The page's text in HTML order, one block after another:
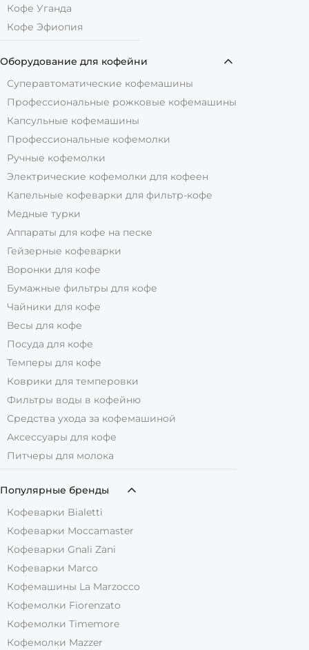
Кофе Уганда
Кофе Эфиопия
Оборудование для кофейни
Суперавтоматические кофемашины
Профессиональные рожковые кофемашины
Капсульные кофемашины
Профессиональные кофемолки
Ручные кофемолки
Электрические кофемолки для кофеен
Капельные кофеварки для фильтр-кофе
Медные турки
Аппараты для кофе на песке
Гейзерные кофеварки
Воронки для кофе
Бумажные фильтры для кофе
Чайники для кофе
Весы для кофе
Посуда для кофе
Темперы для кофе
Коврики для темперовки
Фильтры воды в кофейню
Средства ухода за кофемашиной
Аксессуары для кофе
Питчеры для молока
Популярные бренды
Кофеварки Bialetti
Кофеварки Moccamaster
Кофеварки Gnali Zani
Кофеварки Marco
Кофемашины La Marzocco
Кофемолки Fiorenzato
Кофемолки Timemore
Кофемолки Mazzer